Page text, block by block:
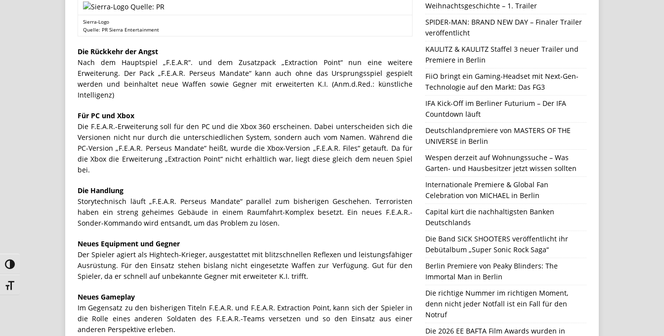
Umschalten auf hohe Kontraste
Schrift vergrößern
Sierra-Logo
Quelle: PR Sierra Entertainment
Die Rückkehr der Angst
Nach dem Hauptspiel „F.E.A.R“. und dem Zusatzpack „Extraction Point“ nun eine weitere
Erweiterung. Der Pack „F.E.A.R. Perseus Mandate“ kann auch ohne das Ursprungsspiel gespielt
werden und beinhaltet neue Waffen sowie Gegner mit erweiterten K.I. (Anm.d.Red.: künstliche
Intelligenz)
Für PC und Xbox
Die F.E.A.R.-Erweiterung soll für den PC und die Xbox 360 erscheinen. Dabei unterscheiden sich die
Versionen nicht nur durch die unterschiedlichen System, sondern auch vom Namen. Während die
PC-Version „F.E.A.R. Perseus Mandate“ heißt, wurde die Xbox-Version „F.E.A.R. Files“ getauft. Da für
die Xbox die Erweiterung „Extraction Point“ nicht erhältlich war, liegt diese gleich dem neuen Spiel
bei.
Die Handlung
Storytechnisch läuft „F.E.A.R. Perseus Mandate“ parallel zum bisherigen Geschehen. Terroristen
haben ein streng geheimes Gebäude in einem Raumfahrt-Komplex besetzt. Ein neues F.E.A.R.-
Sonder-Kommando wird entsandt, um das Problem zu lösen.
Neues Equipment und Gegner
Der Spieler agiert als Hightech-Krieger, ausgestattet mit blitzschnellen Reflexen und leistungsfähiger
Ausrüstung. Für den Einsatz stehen bislang nicht eingesetzte Waffen zur Verfügung. Gut für den
Spieler, da er schnell auf unbekannte Gegner mit erweiteter K.I. trifft.
Neues Gameplay
Im Gegensatz zu den bisherigen Titeln F.E.A.R. und F.E.A.R. Extraction Point, kann sich der Spieler in
die Rolle eines anderen Soldaten des F.E.A.R.-Teams versetzen und so den Einsatz aus einer
anderen Perspektive erleben.
Weihnachtsgeschichte – 1. Trailer
SPIDER-MAN: BRAND NEW DAY – Finaler Trailer
veröffentlicht
KAULITZ & KAULITZ Staffel 3 neuer Trailer und
Premiere in Berlin
FiiO bringt ein Gaming-Headset mit Next-Gen-
Technologie auf den Markt: Das FG3
IFA Kick-Off im Berliner Futurium – Der IFA
Countdown läuft
Deutschlandpremiere von MASTERS OF THE
UNIVERSE in Berlin
Wespen derzeit auf Wohnungssuche – Was
Garten- und Hausbesitzer jetzt wissen sollten
Internationale Premiere & Global Fan
Celebration von MICHAEL in Berlin
Capital kürt die nachhaltigsten Banken
Deutschlands
Die Band SICK SHOOTERS veröffentlicht ihr
Debütalbum „Super Sonic Rock Saga“
Berlin Premiere von Peaky Blinders: The
Immortal Man in Berlin
Die richtige Nummer im richtigen Moment,
denn nicht jeder Notfall ist ein Fall für den
Notruf
Die 2026 EE BAFTA Film Awards wurden in